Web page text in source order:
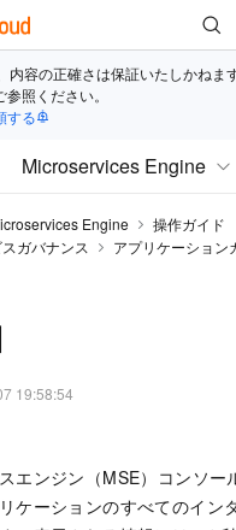
内容の正確さは保証いたしかねま
照ください。
する
Microservices Engine
Engine
操作ガイド
ガバナンス
アプリケーション
19:58:54
エンジン（MSE）コンソー
ケーションのすべてのイン